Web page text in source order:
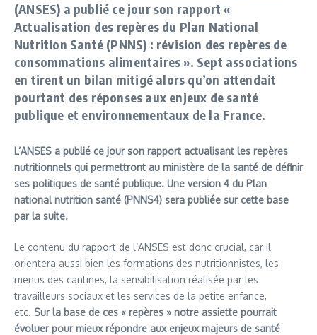
(ANSES) a publié ce jour son rapport «
Actualisation des repères du Plan National
Nutrition Santé (PNNS) : révision des repères de
consommations alimentaires ». Sept associations
en tirent un bilan mitigé alors qu’on attendait
pourtant des réponses aux enjeux de santé
publique et environnementaux de la France.
L’ANSES a publié ce jour son rapport actualisant les repères
nutritionnels qui permettront au ministère de la santé de définir
ses politiques de santé publique. Une version 4 du Plan
national nutrition santé (PNNS4) sera publiée sur cette base
par la suite.
Le contenu du rapport de l’ANSES est donc crucial, car il
orientera aussi bien les formations des nutritionnistes, les
menus des cantines, la sensibilisation réalisée par les
travailleurs sociaux et les services de la petite enfance,
etc. Sur la base de ces « repères » notre assiette pourrait
évoluer pour mieux répondre aux enjeux majeurs de santé